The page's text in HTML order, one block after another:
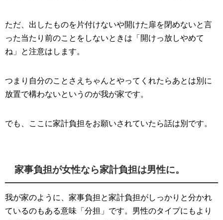
ただ、出したものを片付けないや開けた扉を閉めないと言
った当たり前のことをしないときは「開けっ放しやめて
ね」と注意はします。
つまり自分のことさえちゃんとやってくれたらあとは別に
放置で構わないというのが我が家です。
でも、ここに家計負担をお願いされていたら話は別です。
家事負担が女性なら家計負担は男性に。
我が家のように、家事負担と家計負担がしっかりと分かれ
ているのもある意味「分担」です。男性のタイプにもより